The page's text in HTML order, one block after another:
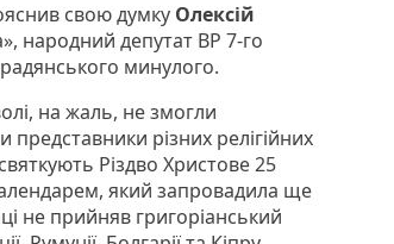
свою думку Олексій
народний депутат ВР 7-го
минулого.
на жаль, не змогли
представники різних релігійних
Різдво Христове 25
який запровадила ще
не прийняв григоріанський